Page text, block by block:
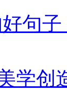
句
学创